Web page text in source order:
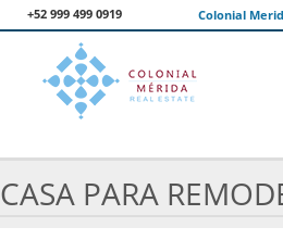
+52 999 499 0919 Colonial
CASA PARA